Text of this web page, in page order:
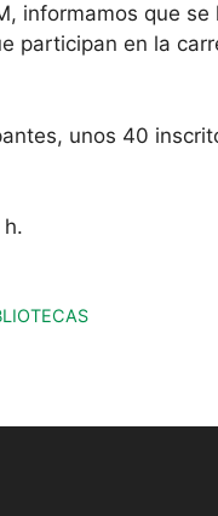
informamos que
participan en la
unos 40